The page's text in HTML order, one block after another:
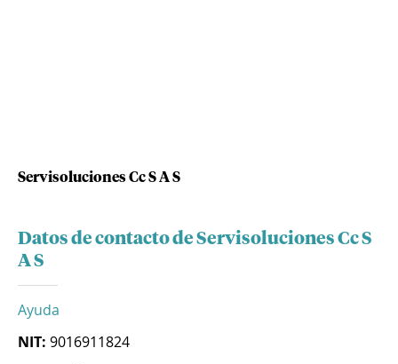
Servisoluciones Cc S A S
Datos de contacto de Servisoluciones Cc S
A S
Ayuda
NIT: 9016911824